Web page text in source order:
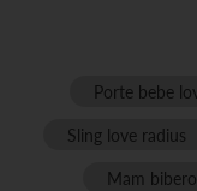
Porte bebe
Sling love radius
Mam